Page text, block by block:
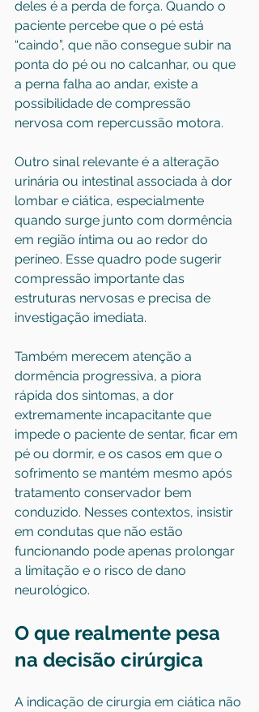
deles é a perda de força. Quando o
paciente percebe que o pé está
“caindo”, que não consegue subir na
ponta do pé ou no calcanhar, ou que
a perna falha ao andar, existe a
possibilidade de compressão
nervosa com repercussão motora.
Outro sinal relevante é a alteração
urinária ou intestinal associada à dor
lombar e ciática, especialmente
quando surge junto com dormência
em região íntima ou ao redor do
períneo. Esse quadro pode sugerir
compressão importante das
estruturas nervosas e precisa de
investigação imediata.
Também merecem atenção a
dormência progressiva, a piora
rápida dos sintomas, a dor
extremamente incapacitante que
impede o paciente de sentar, ficar em
pé ou dormir, e os casos em que o
sofrimento se mantém mesmo após
tratamento conservador bem
conduzido. Nesses contextos, insistir
em condutas que não estão
funcionando pode apenas prolongar
a limitação e o risco de dano
neurológico.
O que realmente pesa
na decisão cirúrgica
A indicação de cirurgia em ciática não